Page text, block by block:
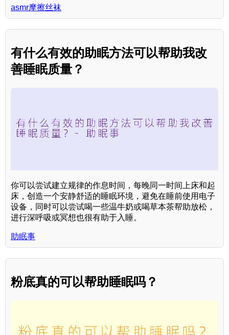
asmr摩擦丝袜
有什么有效的助眠方法可以帮助我改
善睡眠质量？
你可以尝试建立规律的作息时间，每晚同一时间上床和起
床，创造一个安静舒适的睡眠环境，避免在睡前使用电子
设备，同时可以尝试喝一些温牛奶或喝草本茶帮助放松，
进行深呼吸或冥想也很有助于入睡。
助眠事
粉底真的可以帮助睡眠吗？